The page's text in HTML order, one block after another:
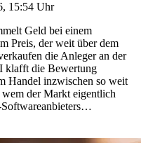
15:54 Uhr
Geld bei einem
Preis, der weit über dem
die Anleger an der
klafft die Bewertung
Handel inzwischen so weit
wem der Markt eigentlich